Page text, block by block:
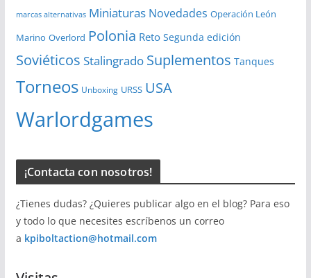
marcas alternativas Miniaturas Novedades Operación León
Marino Overlord Polonia Reto Segunda edición
Soviéticos Stalingrado Suplementos Tanques
Torneos Unboxing URSS USA
Warlordgames
¡Contacta con nosotros!
¿Tienes dudas? ¿Quieres publicar algo en el blog? Para eso
y todo lo que necesites escríbenos un correo
a kpiboltaction@hotmail.com